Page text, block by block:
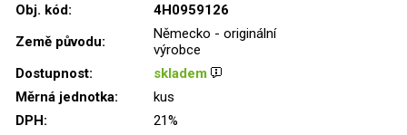
Obj. kód:
4H0959126
Země původu:
Německo - originální
výrobce
Dostupnost:
skladem
Měrná jednotka:
kus
DPH:
21%